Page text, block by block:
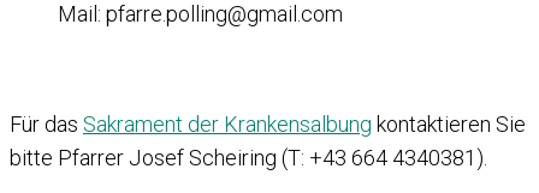
Mail: pfarre.polling@gmail.com
Für das Sakrament der Krankensalbung kontaktieren Sie
bitte Pfarrer Josef Scheiring (T: +43 664 4340381).